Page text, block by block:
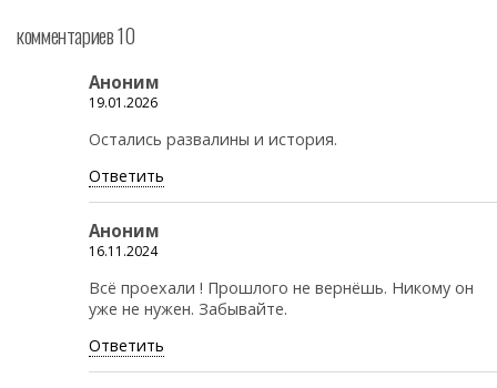
комментариев 10
Аноним
19.01.2026
Остались развалины и история.
Ответить
Аноним
16.11.2024
Всё проехали ! Прошлого не вернёшь. Никому он
уже не нужен. Забывайте.
Ответить